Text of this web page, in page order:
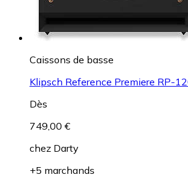
Caissons de basse
Klipsch Reference Premiere RP-
Dès
749,00 €
chez Darty
+5 marchands